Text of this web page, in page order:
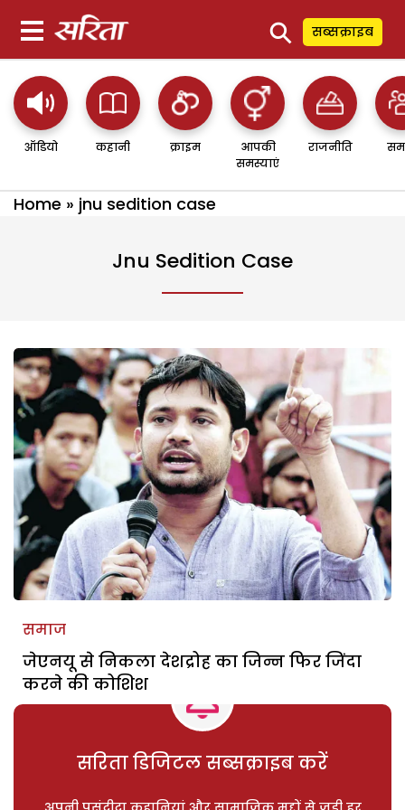
⚲ सब्सक्राइब
ऑडियो कहानी क्राइम
आपकी
समस्याएं
राजनीति
Home » jnu sedition case
Jnu Sedition Case
समाज
जेएनयू से निकला देशद्रोह का जिन्न फिर जिंदा
करने की कोशिश
सरिता डिजिटल सब्सक्राइब करें